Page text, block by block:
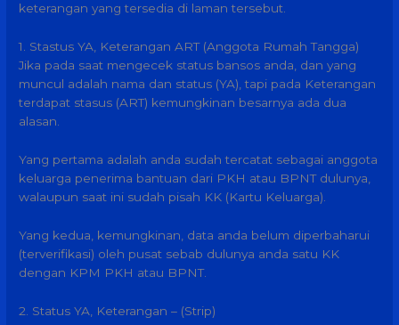
keterangan yang tersedia di laman tersebut.
1. Stastus YA, Keterangan ART (Anggota Rumah Tangga)
Jika pada saat mengecek status bansos anda, dan yang
muncul adalah nama dan status (YA), tapi pada Keterangan
terdapat stasus (ART) kemungkinan besarnya ada dua
alasan.
Yang pertama adalah anda sudah tercatat sebagai anggota
keluarga penerima bantuan dari PKH atau BPNT dulunya,
walaupun saat ini sudah pisah KK (Kartu Keluarga).
Yang kedua, kemungkinan, data anda belum diperbaharui
(terverifikasi) oleh pusat sebab dulunya anda satu KK
dengan KPM PKH atau BPNT.
2. Status YA, Keterangan – (Strip)